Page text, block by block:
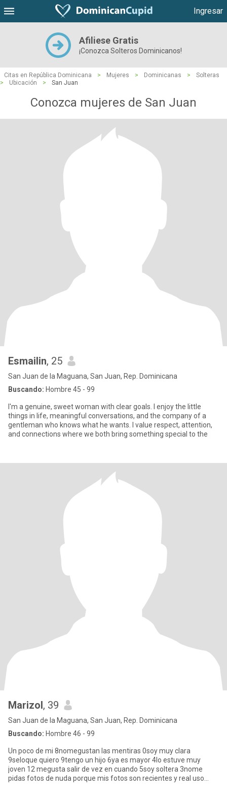
Ingresar
Afiliese Gratis
¡Conozca Solteros Dominicanos!
Citas en República Dominicana > Mujeres > Dominicanas >
Solteras
>
Ubicación > San Juan
Conozca mujeres de San Juan
Esmailin, 25
San Juan de la Maguana, San Juan, Rep. Dominicana
Buscando: Hombre 45 - 99
I'm a genuine, sweet woman with clear goals. I enjoy the little
things in life, meaningful conversations, and the company of a
gentleman who knows what he wants. I value respect, attention,
and connections where we both bring something special to the
Marizol, 39
San Juan de la Maguana, San Juan, Rep. Dominicana
Buscando: Hombre 46 - 99
Un poco de mi 8nomegustan las mentiras 0soy muy clara
9seloque quiero 9tengo un hijo 6ya es mayor 4lo estuve muy
joven 12 megusta salir de vez en cuando 5soy soltera 3nome
pidas fotos de nuda porque mis fotos son recientes y real uso